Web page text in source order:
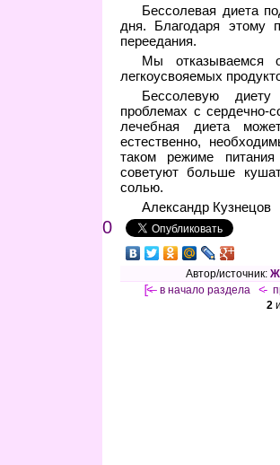
Бессолевая диета
дня. Благодаря этому
переедания.
Мы отказываемся
легкоусвояемых
Бессолевую
проблемах с сердечно-
лечебная диета
естественно,
таком режиме
советуют больше
солью.
Александр Кузнецов
0
Автор/источник:
[<— в начало раздела <-
2